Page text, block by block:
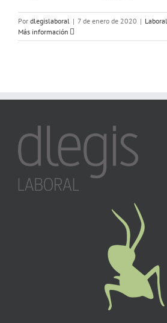
Por dlegislaboral | 7 de enero de 2020 | Laboral
Más información